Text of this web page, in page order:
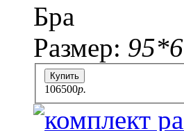
Бра
Размер: 95*6
Купить
106500p.